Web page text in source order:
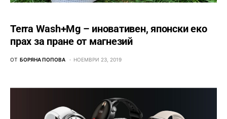
Terra Wash+Mg – иновативен, японски еко
прах за пране от магнезий
ОТ БОРЯНА ПОПОВА НОЕМВРИ 23, 2019